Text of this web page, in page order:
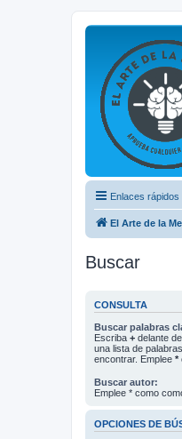
Enlaces rápidos
El Arte de la
Buscar
CONSULTA
Buscar palabras
Escriba + delante
una lista de
encontrar. Emplee *
Buscar autor:
Emplee * como
OPCIONES DE